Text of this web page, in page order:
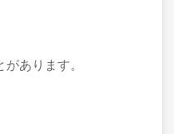
あります。